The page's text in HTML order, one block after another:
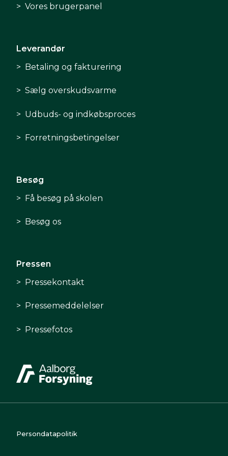
Vores brugerpanel
Leverandør
Betaling og fakturering
Sælg overskudsvarme
Udbuds- og indkøbsproces
Forretningsbetingelser
Besøg
Få besøg på skolen
Besøg os
Pressen
Pressekontakt
Pressemeddelelser
Pressefotos
Persondatapolitik